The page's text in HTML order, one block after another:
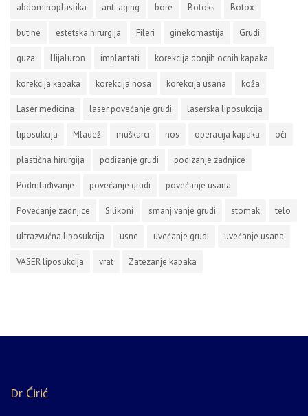
abdominoplastika anti aging bore Botoks Botox
butine estetska hirurgija Fileri ginekomastija Grudi
guza Hijaluron implantati korekcija donjih ocnih kapaka
korekcija kapaka korekcija nosa korekcija usana koža
Laser medicina laser povećanje grudi laserska liposukcija
liposukcija Mladež muškarci nos operacija kapaka oči
plastična hirurgija podizanje grudi podizanje zadnjice
Podmlađivanje povećanje grudi povećanje usana
Povećanje zadnjice Silikoni smanjivanje grudi stomak telo
ultrazvučna liposukcija usne uvećanje grudi uvećanje usana
VASER liposukcija vrat Zatezanje kapaka
Dr Ćirić